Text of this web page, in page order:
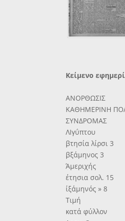
Κείμενο
ΑΝΟΡΘΩΣΙΣ
ΚΑΘΗΜΕΡΙΝΗ
ΣΥΝΔΡΟΜΑΣ
ΛΙγΰπτου
βτησία λίρσι 3
βξάμηνος 3
Άμεριχής
έτησια σολ. 15
ίξάμηνός » 8
Τιμή
κατά φύλλον